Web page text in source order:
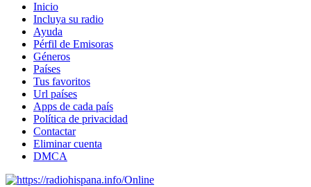
Inicio
Incluya su radio
Ayuda
Pérfil de Emisoras
Géneros
Países
Tus favoritos
Url países
Apps de cada país
Política de privacidad
Contactar
Eliminar cuenta
DMCA
Online